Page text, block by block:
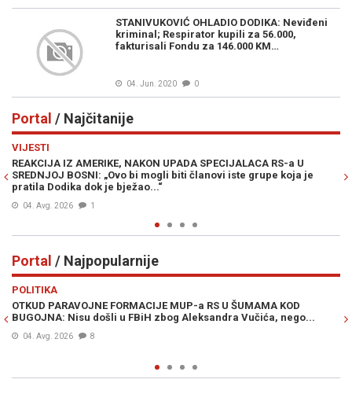
STANIVUKOVIĆ OHLADIO DODIKA: Neviđeni
kriminal; Respirator kupili za 56.000,
fakturisali Fondu za 146.000 KM…
04. Jun. 2020 0
Portal / Najčitanije
VIJESTI
REAKCIJA IZ AMERIKE, NAKON UPADA SPECIJALACA RS-a U
SREDNJOJ BOSNI: „Ovo bi mogli biti članovi iste grupe koja je
pratila Dodika dok je bježao...“
04. Avg. 2026 1
Portal / Najpopularnije
POLITIKA
OTKUD PARAVOJNE FORMACIJE MUP-a RS U ŠUMAMA KOD
BUGOJNA: Nisu došli u FBiH zbog Aleksandra Vučića, nego...
04. Avg. 2026 8